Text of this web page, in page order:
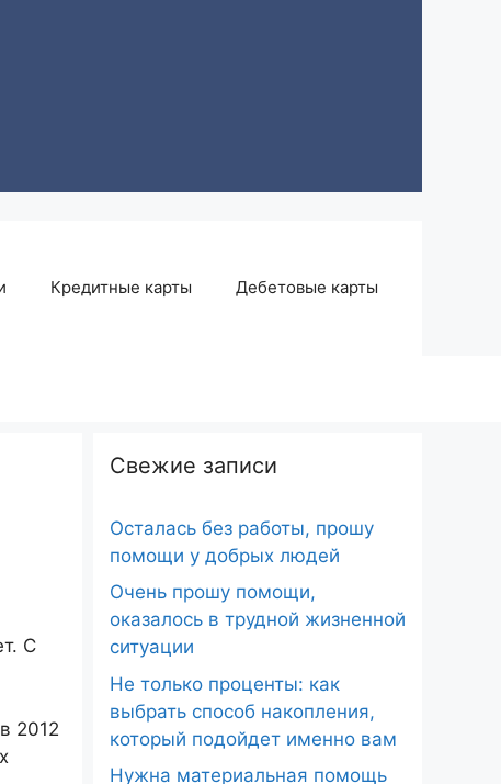
Кредитные карты Дебетовые карты
С
2012
Свежие записи
Осталась без работы, прошу
помощи у добрых людей
Очень прошу помощи,
оказалось в трудной жизненной
ситуации
Не только проценты: как
выбрать способ накопления,
который подойдет именно вам
Нужна материальная помощь